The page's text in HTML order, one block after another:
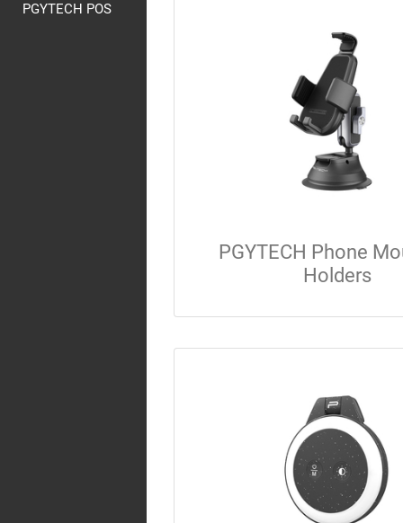
PGYTECH POS
PGYTECH Phone
Holders